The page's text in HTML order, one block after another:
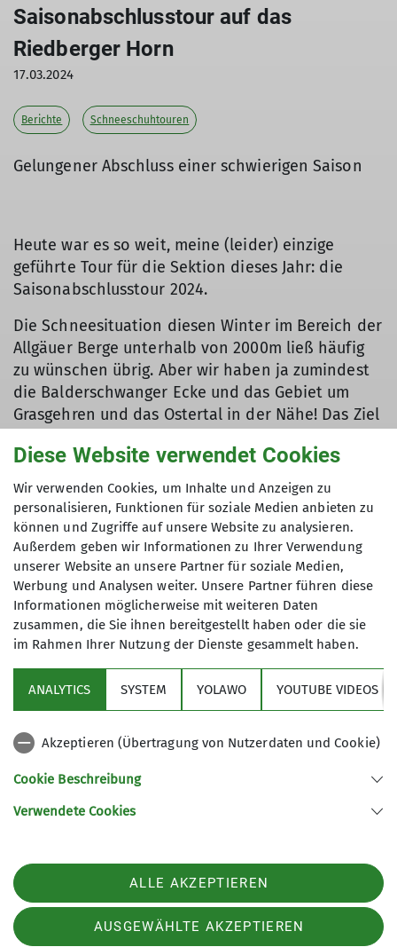
Saisonabschlusstour auf das
Riedberger Horn
17.03.2024
Berichte Schneeschuhtouren
Gelungener Abschluss einer schwierigen Saison
Heute war es so weit, meine (leider) einzige
geführte Tour für die Sektion dieses Jahr: die
Saisonabschlusstour 2024.
Die Schneesituation diesen Winter im Bereich der
Allgäuer Berge unterhalb von 2000m ließ häufig
zu wünschen übrig. Aber wir haben ja zumindest
die Balderschwanger Ecke und das Gebiet um
Grasgehren und das Ostertal in der Nähe! Das Ziel
Klassiker-Tour aufs Riedberger Horn.
Zu fünft starteten wir morgens um 7:00 Uhr am
Jordanbadparkplatz bei bewölktem Himmel.
Dieser lockerte sich zusehends in Richtung Berge
auf, so dass wir den Tag mit einem Sonne-
Schleierwolken-Mix erwarten konnten! Vom
Parkplatz am Skilift gings dann gleich auf die
kleinen „Bretter“ und flott hinauf Richtung Gipfel.
Die Tour ist immer ein schönes Erlebnis:
Unschwer und mit (meist!) gutem Schnee, man
gewinnt schnell an Höhe und gleich schon öffnen
sich die Aussichten auf die Allgäuer
Berglandschaft mit ihren markanten Gipfeln!
wir in kurzer Zeit erreichten, gab es dann den
traumhaften 360-Grad-Blick, der jedes Mal wieder
stellenweise etwas sulzig werdenden Schnee und
einer kleinen Hosenbodenrutscheinlage zur
Mittelalpe, in der wir eine gemütliche Einkehr mit
leckeren Kaspressknödelsuppen und Co.
Diese Website verwendet Cookies
Wir verwenden Cookies, um Inhalte und Anzeigen zu
personalisieren, Funktionen für soziale Medien anbieten zu
können und Zugriffe auf unsere Website zu analysieren.
Außerdem geben wir Informationen zu Ihrer Verwendung
unserer Website an unsere Partner für soziale Medien,
Werbung und Analysen weiter. Unsere Partner führen diese
Informationen möglicherweise mit weiteren Daten
zusammen, die Sie ihnen bereitgestellt haben oder die sie
im Rahmen Ihrer Nutzung der Dienste gesammelt haben.
ANALYTICS SYSTEM YOLAWO YOUTUBE VIDEOS
Akzeptieren (Übertragung von Nutzerdaten und Cookie)
Cookie Beschreibung
Verwendete Cookies
ALLE AKZEPTIEREN
AUSGEWÄHLTE AKZEPTIEREN